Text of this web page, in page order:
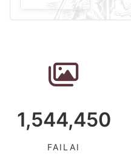
1,544,450
FAILAI